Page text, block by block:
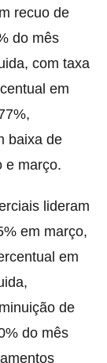
recuo de
do mês
com taxa
em
baixa de
e março.
lideram
em março,
em
de
do mês